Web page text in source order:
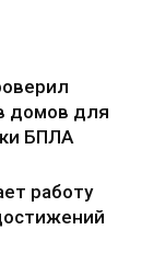
домов для
БПЛА
работу